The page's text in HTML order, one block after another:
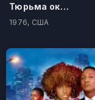
Тюрьма округа Джексон
1976, США